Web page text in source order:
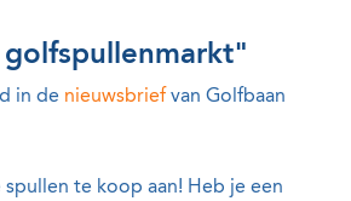
in de nieuwsbrief van Golfbaan
te koop aan! Heb je een